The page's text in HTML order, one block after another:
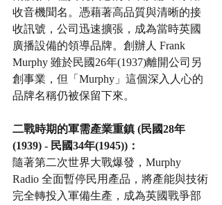
收音機聞名。憑藉著高品質與清晰的接
收訊號，公司迅速擴張，成為當時英國
廣播設備的領導品牌。創辦人 Frank
Murphy 雖於民國26年(1937)離開公司另
創事業，但「Murphy」這個深入人心的
品牌名稱仍被保留下來。
二戰時期的軍需產業重鎮 (民國28年
(1939) - 民國34年(1945))：
隨著第二次世界大戰爆發，Murphy
Radio 全面暫停民用產品，將產能與技術
完全轉投入軍備生產，成為英國戰爭部